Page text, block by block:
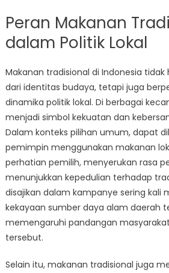
Peran Makanan
dalam Politik Lokal
Makanan tradisional di Indonesia
dari identitas budaya, tetapi juga
dinamika politik lokal. Di berbagai
menjadi simbol kekuatan dan
Dalam konteks pilihan umum, dapat
pemimpin menggunakan makanan
perhatian pemilih, menyerukan rasa
menunjukkan kepedulian terhadap
disajikan dalam kampanye sering kali
kekayaan sumber daya alam daerah
memengaruhi pandangan
tersebut.
Selain itu, makanan tradisional juga